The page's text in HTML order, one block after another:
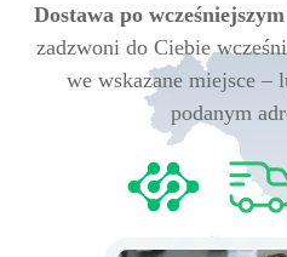
Dostawa po
zadzwoni do Ciebie
we wskazane miejsce –
podanym